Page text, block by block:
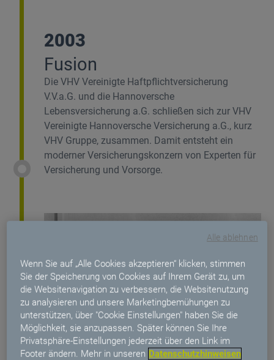
2003
Fusion
Die VHV Vereinigte Haftpflichtversicherung
V.V.a.G. und die Hannoversche
Lebensversicherung a.G. schließen sich zur VHV
Vereinigte Hannoversche Versicherung a.G., kurz
VHV Gruppe, zusammen. Damit entsteht ein
moderner Versicherungskonzern von Experten für
Versicherung und Vorsorge.
Wenn Sie auf „Alle Cookies akzeptieren“ klicken, stimmen
Sie der Speicherung von Cookies auf Ihrem Gerät zu, um
die Websitenavigation zu verbessern, die Websitenutzung
zu analysieren und unsere Marketingbemühungen zu
unterstützen, über "Cookie Einstellungen" haben Sie die
Möglichkeit, sie anzupassen. Später können Sie Ihre
Privatsphäre-Einstellungen jederzeit über den Link im
Footer ändern. Mehr in unseren Datenschutzhinweisen
Alle ablehnen